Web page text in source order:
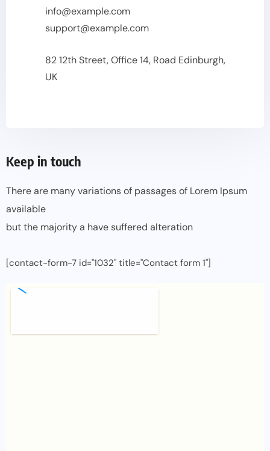
info@example.com
support@example.com
82 12th Street, Office 14, Road Edinburgh,
UK
Keep in touch
There are many variations of passages of Lorem Ipsum
available
but the majority a have suffered alteration
[contact-form-7 id="1032" title="Contact form 1"]